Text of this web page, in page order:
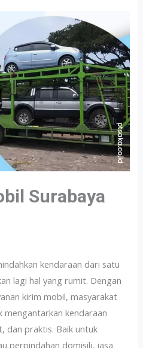
Surabaya
kendaraan dari satu
lagi hal yang rumit. Dengan
kirim mobil, masyarakat
mengantarkan kendaraan
dan praktis. Baik untuk
perpindahan domisili, jasa